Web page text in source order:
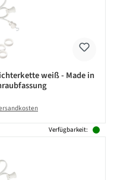
weiß - Made in
Verfügbarkeit: